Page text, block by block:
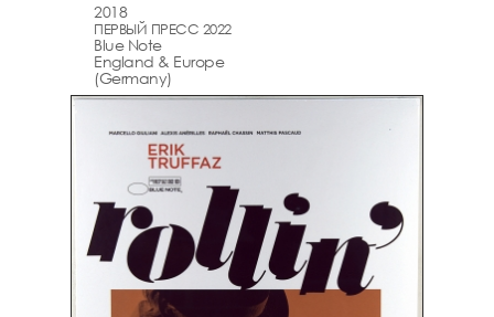
2018
ПЕРВЫЙ ПРЕСС 2022
Blue Note
England & Europe
(Germany)